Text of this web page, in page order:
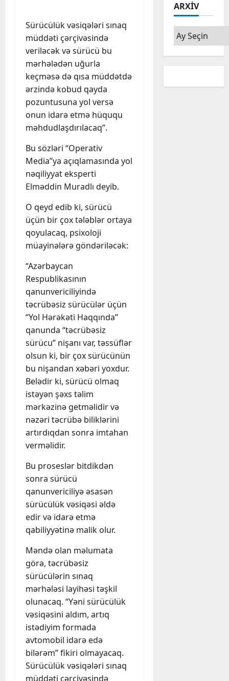
Sürücülük vəsiqələri sınaq
müddəti çərçivəsində
veriləcək və sürücü bu
mərhələdən uğurla
keçməsə də qısa müddətdə
ərzində kobud qayda
pozuntusuna yol versə
onun idarə etmə hüququ
məhdudlaşdırılacaq”.
Bu sözləri “Operativ
Media”ya açıqlamasında yol
nəqiliyyat eksperti
Elməddin Muradlı deyib.
O qeyd edib ki, sürücü
üçün bir çox tələblər ortaya
qoyulacaq, psixoloji
müayinələrə göndəriləcək:
“Azərbaycan
Respublikasının
qanunvericiliyində
təcrübəsiz sürücülər üçün
“Yol Hərəkəti Haqqında”
qanunda “təcrübəsiz
sürücu” nişanı var, təssüflər
olsun ki, bir çox sürücünün
bu nişandan xəbəri yoxdur.
Belədir ki, sürücü olmaq
istəyən şəxs təlim
mərkəzinə getməlidir və
nəzəri təcrübə biliklərini
artırdıqdan sonra imtahan
verməlidir.
Bu proseslər bitdikdən
sonra sürücü
qanunvericiliyə əsasən
sürücülük vəsiqəsi əldə
edir və idarə etmə
qabiliyyətinə malik olur.
Məndə olan məlumata
görə, təcrübəsiz
sürücülərin sınaq
mərhələsi layihəsi təşkil
olunacaq. “Yəni sürücülük
vəsiqəsini aldım, artıq
istədiyim formada
avtomobil idarə edə
bilərəm” fikiri olmayacaq.
Sürücülük vəsiqələri sınaq
müddəti çərçivəsində
ARXIV
Arxiv